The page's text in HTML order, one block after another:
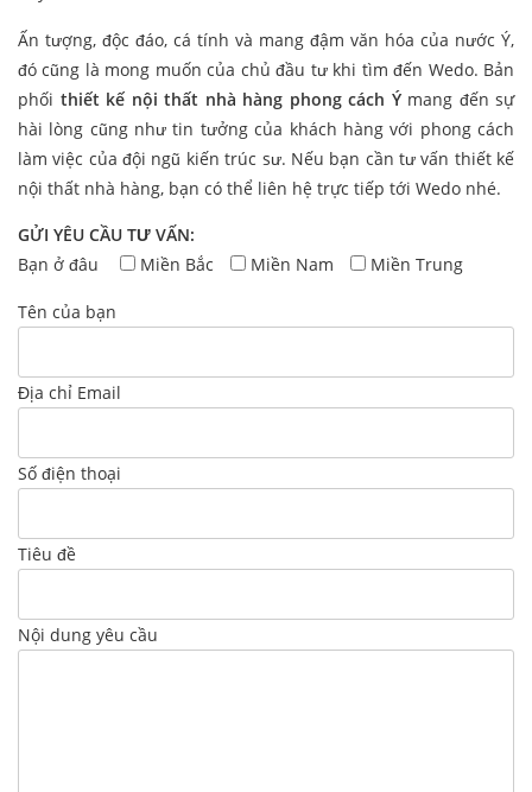
Ấn tượng, độc đáo, cá tính và mang đậm văn hóa của nước Ý,
đó cũng là mong muốn của chủ đầu tư khi tìm đến Wedo. Bản
phối thiết kế nội thất nhà hàng phong cách Ýmang đến sự
hài lòng cũng như tin tưởng của khách hàng với phong cách
làm việc của đội ngũ kiến trúc sư. Nếu bạn cần tư vấn thiết kế
nội thất nhà hàng, bạn có thể liên hệ trực tiếp tới Wedo nhé.
GỬI YÊU CẦU TƯ VẤN:
Bạn ở đâu
Miền Bắc Miền Nam Miền Trung
Tên của bạn
Địa chỉ Email
Số điện thoại
Tiêu đề
Nội dung yêu cầu